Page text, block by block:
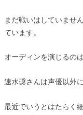
まだ戦いはしていませ
ています。
オーディンを演じるの
速水奨さんは声優以外
最近でいうとはたらく